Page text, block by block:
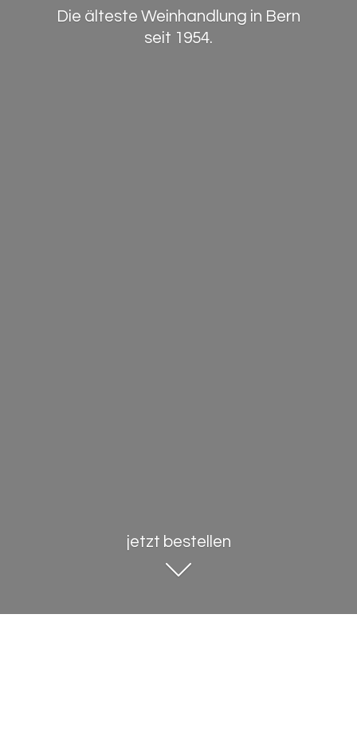
Die älteste Weinhandlung in Bern
seit 1954.
jetzt bestellen